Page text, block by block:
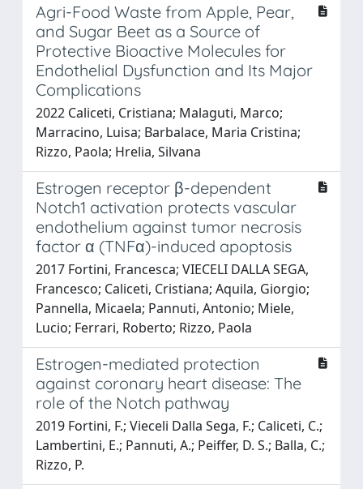
Agri-Food Waste from Apple, Pear,
and Sugar Beet as a Source of
Protective Bioactive Molecules for
Endothelial Dysfunction and Its Major
Complications
2022 Caliceti, Cristiana; Malaguti, Marco;
Marracino, Luisa; Barbalace, Maria Cristina;
Rizzo, Paola; Hrelia, Silvana
Estrogen receptor β-dependent
Notch1 activation protects vascular
endothelium against tumor necrosis
factor α (TNFα)-induced apoptosis
2017 Fortini, Francesca; VIECELI DALLA SEGA,
Francesco; Caliceti, Cristiana; Aquila, Giorgio;
Pannella, Micaela; Pannuti, Antonio; Miele,
Lucio; Ferrari, Roberto; Rizzo, Paola
Estrogen-mediated protection
against coronary heart disease: The
role of the Notch pathway
2019 Fortini, F.; Vieceli Dalla Sega, F.; Caliceti, C.;
Lambertini, E.; Pannuti, A.; Peiffer, D. S.; Balla, C.;
Rizzo, P.